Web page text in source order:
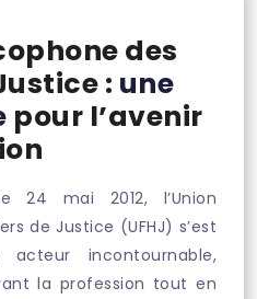
des
: une
pour l’avenir
24 mai 2012, l’Union
de Justice (UFHJ) s’est
incontournable,
la profession tout en